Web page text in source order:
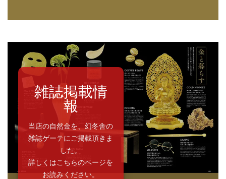
雑誌掲載情
報
当店の自然金を、幻冬舎の
雑誌ゲーテにご掲載頂きま
した。
詳しくはこちらのページを
お読みください。